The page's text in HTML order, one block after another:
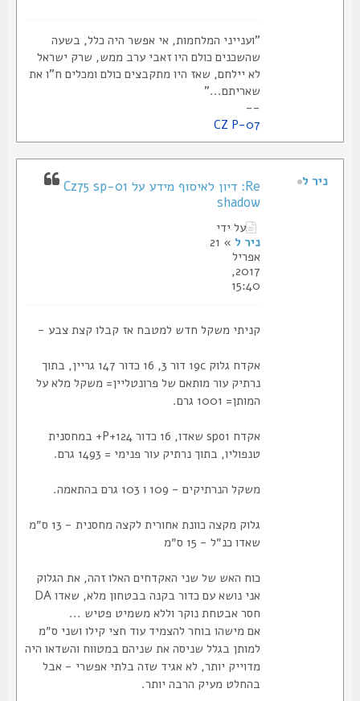
"וענייני המלחמות, אי אפשר היה כלל, בשעה
שהשכנים כולם היו זאבי ערב ממש, שרק ישראל
לא יילחם, שאז היו מתקבצים כולם ומכלים ח"ו את
שאריתם..."
CZ P-07
Re: דיון לאיסוף מידע על Cz75 sp-01
shadow
על ידי
ניר ל
» 21
אפריל
2017,
15:40
קניתי משקל חדש למטבח אז קבלו קצת צבע -
אקדח גלוק 19c דור 3, 16 כדור 147 גריין, בתוך
נרתיק עור מותאם של פרונטליין= משקל מלא על
המותן= 1001 גרם.
אקדח spo1 שאדו, 16 כדור 124+P+ במחסנית
טנפוליו, בתוך נרתיק עור פנימי = 1493 גרם.
משקל הנרתיקים - 109 ו 103 גרם בהתאמה.
גלוק מקצה כוונת אחורית לקצה מחסנית - 13 ס״מ
שאדו כנ״ל - 15 ס״מ
כוח האש של שני האקדחים האלו זהה, את הגלוק
אני נושא עם כדור בקנה בבטחון מלא, שאדו DA
חסר אבטחת נוקר וללא משמיט פטיש ...
אם מישהו בוחר להצמיד עוד חצי קילו ושני ס״מ
למותן בגלל שניסה את שניהם במטווח והשדאו היה
מדוייק יותר, לא אגיד שזה בלתי אפשרי - אבל
בהחלט מעיק הרבה יותר.
ניר ל